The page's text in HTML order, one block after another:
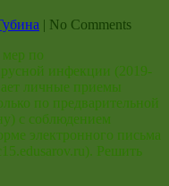
| No Comments
мер по
инфекции (2019-
личные приемы
по предварительной
с соблюдением
электронного письма
Решить